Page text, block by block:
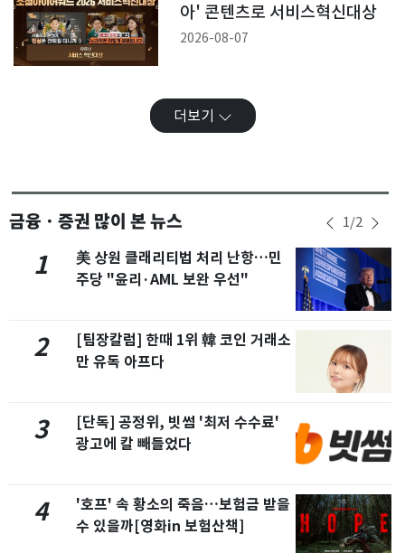
아' 콘텐츠로 서비스혁신대상
2026-08-07
더보기
금융ㆍ증권 많이 본 뉴스 1/2
1
美 상원 클래리티법 처리 난항…민
주당 "윤리·AML 보완 우선"
2
[팀장칼럼] 한때 1위 韓 코인 거래소
만 유독 아프다
3
[단독] 공정위, 빗썸 '최저 수수료'
광고에 칼 빼들었다
4
'호프' 속 황소의 죽음…보험금 받을
수 있을까[영화in 보험산책]